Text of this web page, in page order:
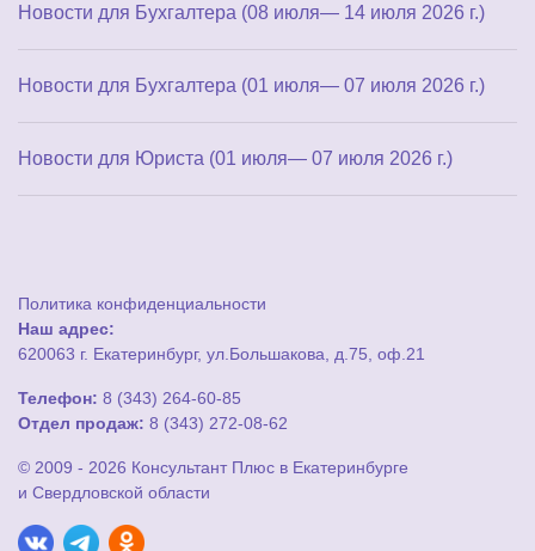
Новости для Бухгалтера (08 июля— 14 июля 2026 г.)
Новости для Бухгалтера (01 июля— 07 июля 2026 г.)
Новости для Юриста (01 июля— 07 июля 2026 г.)
Политика конфиденциальности
Наш адрес:
620063 г. Екатеринбург, ул.Большакова, д.75, оф.21
Телефон: 8 (343) 264-60-85
Отдел продаж: 8 (343) 272-08-62
© 2009 - 2026 Консультант Плюс в Екатеринбурге
и Свердловской области